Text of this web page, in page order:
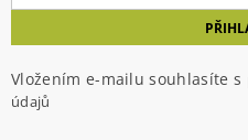
Vložením e-mailu souhlasíte s
údajů